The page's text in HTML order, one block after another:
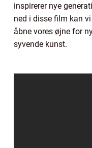
inspirerer nye
ned i disse film kan
åbne vores øjne for
syvende kunst.